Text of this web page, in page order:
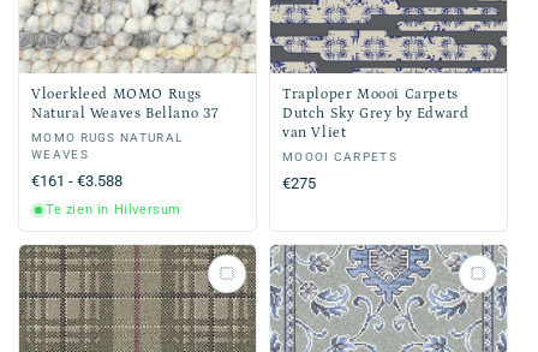
Vloerkleed MOMO Rugs
Natural Weaves Bellano 37
Verkoper:
MOMO RUGS NATURAL
WEAVES
Normale
prijs
€161 - €3.588
Te zien in Hilversum
Traploper Moooi Carpets
Dutch Sky Grey by Edward
van Vliet
Verkoper:
MOOOI CARPETS
Normale
€275